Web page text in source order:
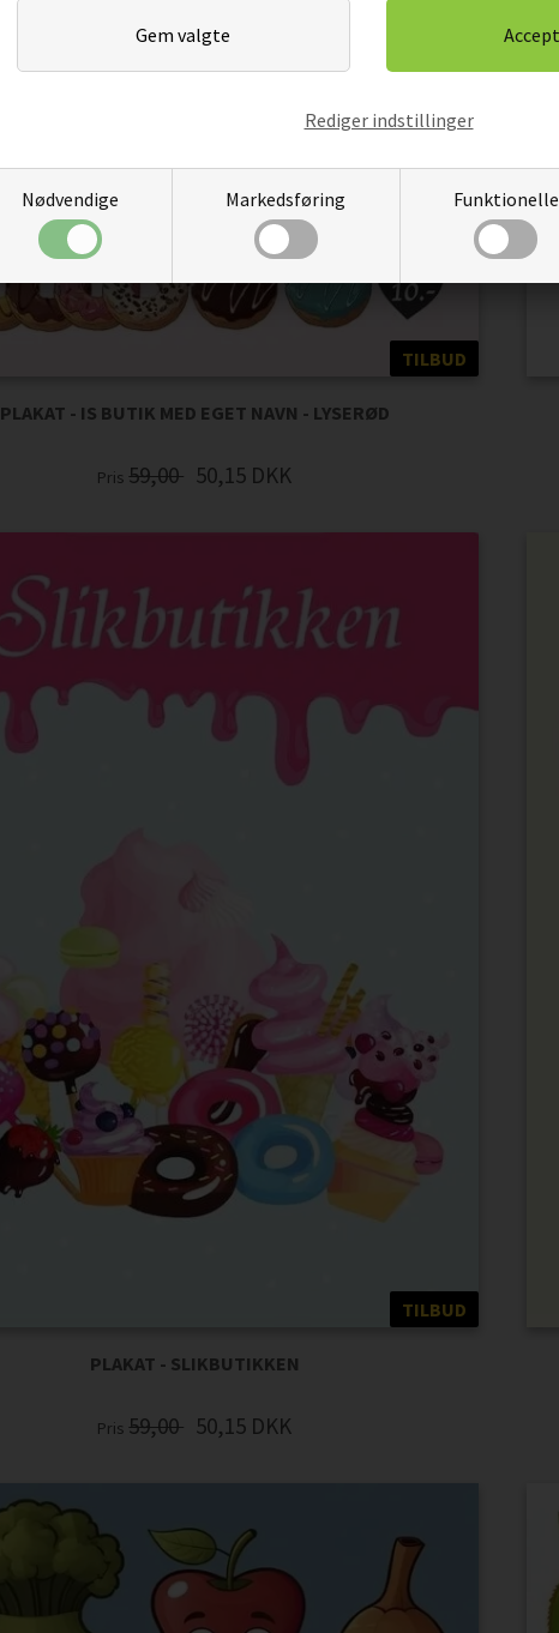
Nødvendige Markedsføring Funktionelle
Rediger indstillinger
TILBUD
PLAKAT - IS BUTIK MED EGET NAVN - LYSERØD
Pris59,00 50,15 DKK
TILBUD
PLAKAT - SLIKBUTIKKEN
Pris59,00 50,15 DKK